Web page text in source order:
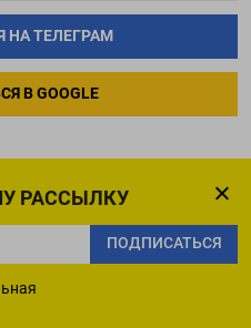
РАССЫЛКУ
ПОДПИСАТЬСЯ
НА ТЕЛЕГРАМ
В GOOGLE
ставки